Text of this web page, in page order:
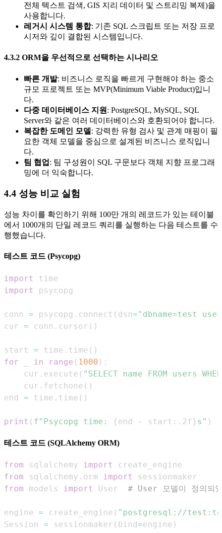
전체 텍스트 검색, GIS 지리 데이터 및 스트리밍 복제)을
사용합니다.
레거시 시스템 통합: 기존 SQL 스크립트 또는 저장 프로
시저와 깊이 결합된 시스템입니다.
4.3.2 ORM을 우선적으로 선택하는 시나리오
빠른 개발: 비즈니스 로직을 빠르게 구현해야 하는 중소
규모 프로젝트 또는 MVP(Minimum Viable Product)입니
다.
다중 데이터베이스 지원 : PostgreSQL, MySQL, SQL
Server와 같은 여러 데이터베이스와 호환되어야 합니다.
복잡한 도메인 모델 : 강력한 유형 검사 및 관계 매핑이 필
요한 객체 모델을 중심으로 설계된 비즈니스 로직입니
다.
팀 협업 : 팀 구성원이 SQL 구문보다 객체 지향 프로그래
밍에 더 익숙합니다.
4.4 성능 비교 실험
성능 차이를 확인하기 위해 100만 개의 레코드가 있는 테이블
에서 1000개의 단일 레코드 쿼리를 실행하는 다음 테스트를 수
행했습니다.
테스트 코드 (Psycopg)
import
import
conn = psycopg . connect ( dsn="dbname=test
cur = conn . cursor ( )
start = time . time ( )
for
in range ( 1000 ) :
    cur
. execute ( "SELECT name FROM users
    cur
. fetchone ( )
end = time . time ( )
print ( f"Psycopg time: {end - start : .2f }s" )
테스트 코드 (SQLAlchemy ORM)
from sqlalchemy import
from sqlalchemy . orm import
from models import User # User 모델이 정의되
engine = create_engine ( "postgresql://
Session = sessionmaker ( bind=engine )